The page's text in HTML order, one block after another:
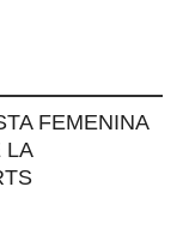
FEMENINA
LA